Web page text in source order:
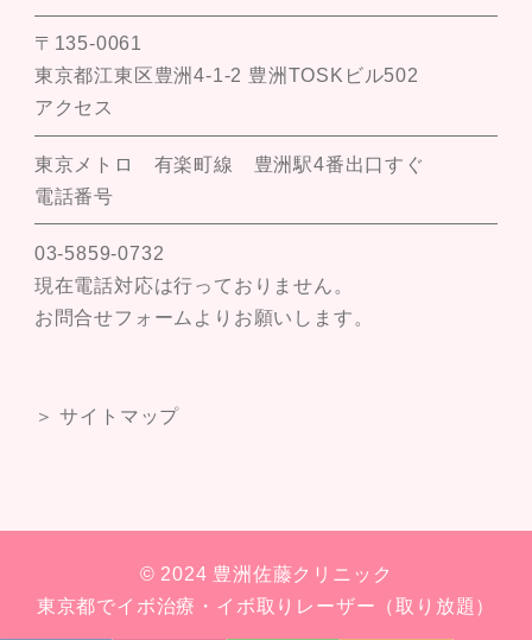
〒135-0061
東京都江東区豊洲4-1-2 豊洲TOSKビル502
アクセス
東京メトロ 有楽町線 豊洲駅4番出口すぐ
電話番号
03-5859-0732
現在電話対応は行っておりません。
お問合せフォームよりお願いします。
＞ サイトマップ
© 2024 豊洲佐藤クリニック
東京都でイボ治療・イボ取りレーザー（取り放題）